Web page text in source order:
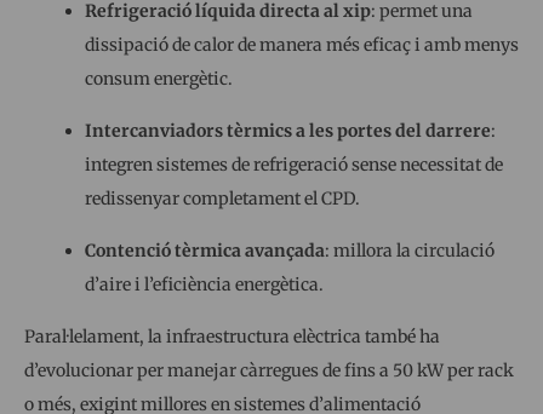
Refrigeració líquida directa al xip: permet una
dissipació de calor de manera més eficaç i amb menys
consum energètic.
Intercanviadors tèrmics a les portes del darrere:
integren sistemes de refrigeració sense necessitat de
redissenyar completament el CPD.
Contenció tèrmica avançada: millora la circulació
d’aire i l’eficiència energètica.
Paral·lelament, la infraestructura elèctrica també ha
d’evolucionar per manejar càrregues de fins a 50 kW per rack
o més, exigint millores en sistemes d’alimentació